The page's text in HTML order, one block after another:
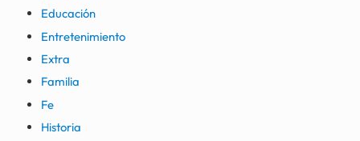
Educación
Entretenimiento
Extra
Familia
Fe
Historia